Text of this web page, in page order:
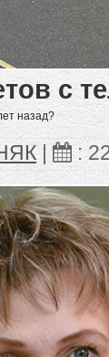
с
назад?
| :